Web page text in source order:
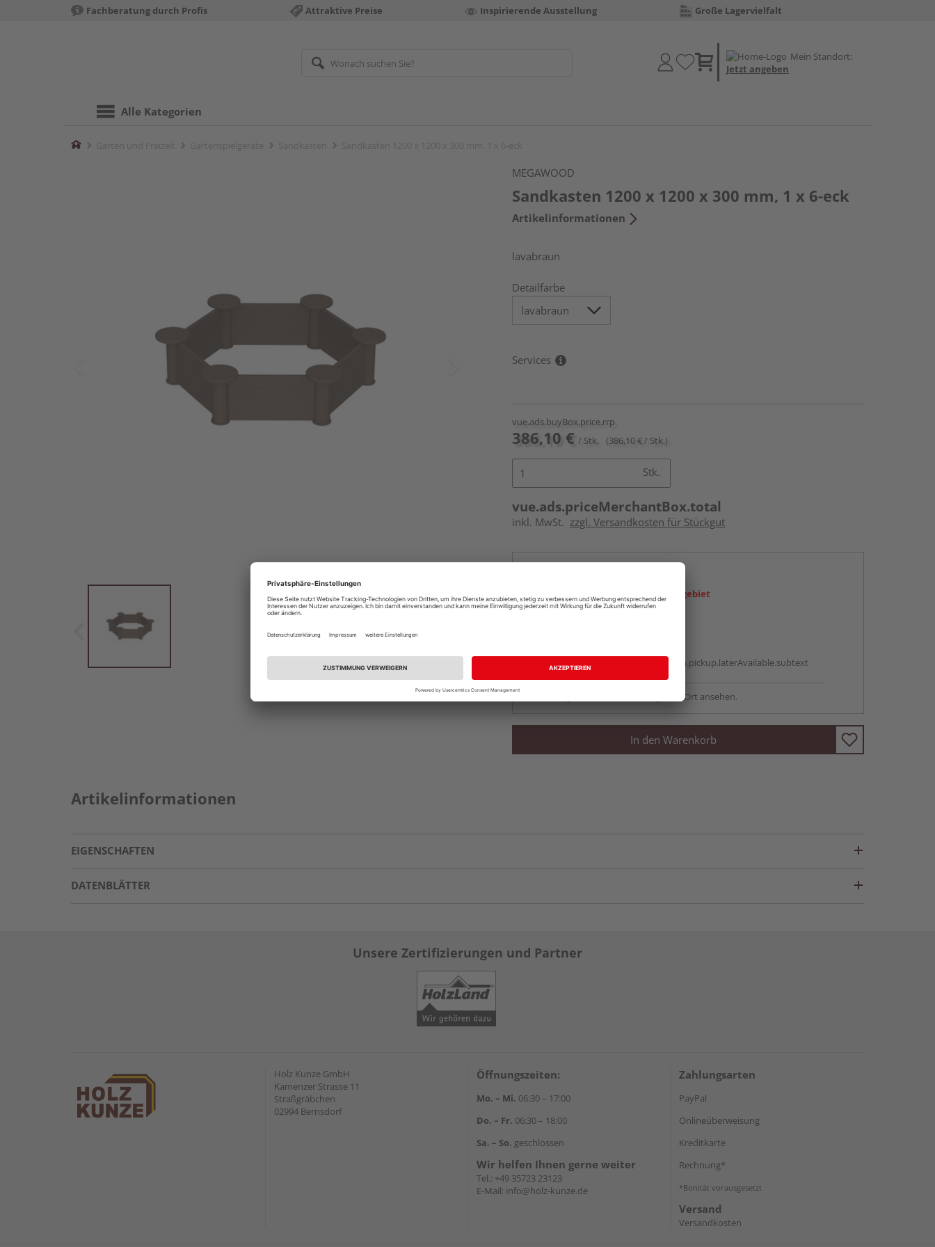
Fachberatung durch Profis Attraktive Preise Inspirierende Ausstellung Große Lagervielfalt
Mein Standort:
Jetzt angeben
Alle Kategorien
Home
MEGAWOOD
Sandkasten 1200 x 1200 x 300 mm, 1 x 6-eck
Artikelinformationen
lavabraun
Detailfarbe
Services
vue.ads.buyBox.price.rrp
386,10 € / Stk. (386,10 € / Stk.)
Stk.
vue.ads.priceMerchantBox.total
inkl. MwSt. zzgl. Versandkosten für Stückgut
Ihr Standort ist nicht im Liefergebiet
vue.ads.priceMerchantBox.option.pickup.laterAvailable.subtext
Verfügbar in der Ausstellung - vor Ort ansehen.
In den Warenkorb
Artikelinformationen
EIGENSCHAFTEN
DATENBLÄTTER
Unsere Zertifizierungen und Partner
Holz Kunze GmbH
Kamenzer Strasse 11
Straßgräbchen
02994 Bernsdorf
Öffnungszeiten:
Mo. – Mi. 06:30 – 17:00
Do. – Fr. 06:30 – 18:00
Sa. – So. geschlossen
Wir helfen Ihnen gerne weiter
Tel.: +49 35723 23123
E-Mail: info@holz-kunze.de
Zahlungsarten
PayPal
Onlineüberweisung
Kreditkarte
Rechnung*
*Bonität vorausgesetzt
Versand
Versandkosten